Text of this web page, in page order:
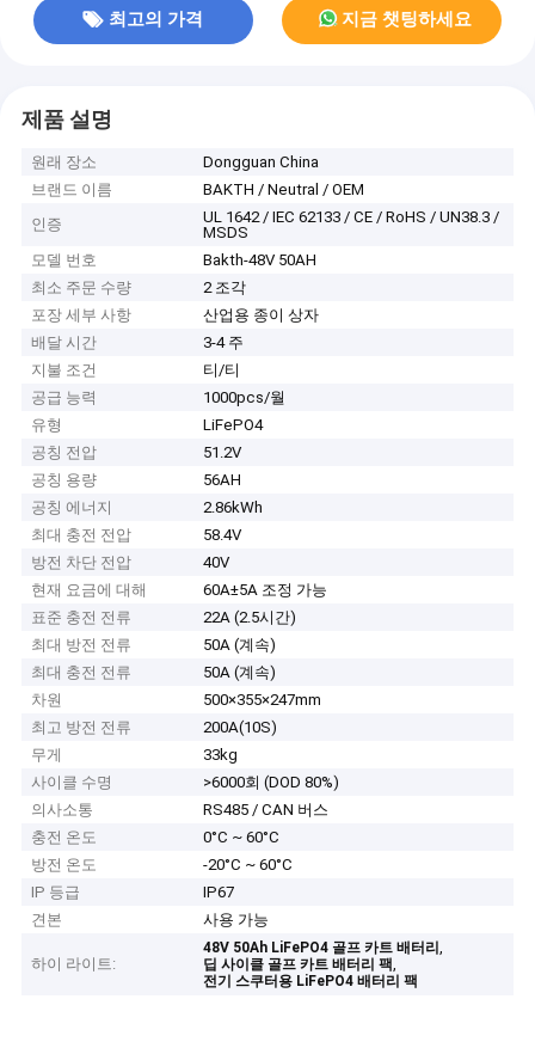
최고의 가격 지금 챗팅하세요
제품 설명
원래 장소
Dongguan China
브랜드 이름
BAKTH / Neutral / OEM
인증
UL 1642 / IEC 62133 / CE / RoHS / UN38.3 /
MSDS
모델 번호
Bakth-48V 50AH
최소 주문 수량
2 조각
포장 세부 사항
산업용 종이 상자
배달 시간
3-4 주
지불 조건
티/티
공급 능력
1000pcs/월
유형
LiFePO4
공칭 전압
51.2V
공칭 용량
56AH
공칭 에너지
2.86kWh
최대 충전 전압
58.4V
방전 차단 전압
40V
현재 요금에 대해
60A±5A 조정 가능
표준 충전 전류
22A (2.5시간)
최대 방전 전류
50A (계속)
최대 충전 전류
50A (계속)
차원
500×355×247mm
최고 방전 전류
200A(10S)
무게
33kg
사이클 수명
>6000회 (DOD 80%)
의사소통
RS485 / CAN 버스
충전 온도
0°C ~ 60°C
방전 온도
-20°C ~ 60°C
IP 등급
IP67
견본
사용 가능
하이 라이트:
48V 50Ah LiFePO4 골프 카트 배터리,
딥 사이클 골프 카트 배터리 팩,
전기 스쿠터용 LiFePO4 배터리 팩